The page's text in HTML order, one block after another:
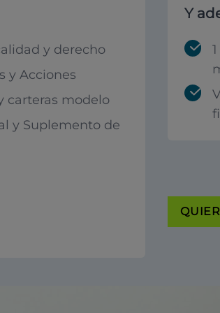
y derecho
y Acciones
carteras modelo
y Suplemento de
Y